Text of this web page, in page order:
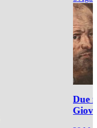
Due